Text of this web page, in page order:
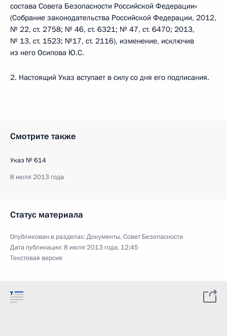
состава Совета Безопасности Российской Федерации»
(Собрание законодательства Российской Федерации, 2012,
№ 22, ст. 2758; № 46, ст. 6321; № 47, ст. 6470; 2013,
№ 13, ст. 1523; №17, ст. 2116), изменение, исключив
из него Осипова Ю.С.
2. Настоящий Указ вступает в силу со дня его подписания.
Смотрите также
Указ № 614
8 июля 2013 года
Статус материала
Опубликован в разделах:Документы,Совет Безопасности
Дата публикации:8 июля 2013 года, 12:45
Текстовая версия